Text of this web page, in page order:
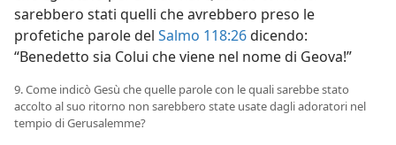
sarebbero stati quelli che avrebbero preso le
profetiche parole del Salmo 118:26dicendo:
“Benedetto sia Colui che viene nel nome di Geova!”
9. Come indicò Gesù che quelle parole con le quali sarebbe stato
accolto al suo ritorno non sarebbero state usate dagli adoratori nel
tempio di Gerusalemme?